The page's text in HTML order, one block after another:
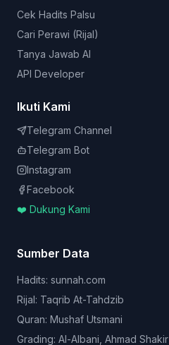
Cek Hadits Palsu
Cari Perawi (Rijal)
Tanya Jawab AI
API Developer
Ikuti Kami
Telegram Channel
Telegram Bot
Instagram
Facebook
❤️ Dukung Kami
Sumber Data
Hadits: sunnah.com
Rijal: Taqrib At-Tahdzib
Quran: Mushaf Utsmani
Grading: Al-Albani, Ahmad Shakir